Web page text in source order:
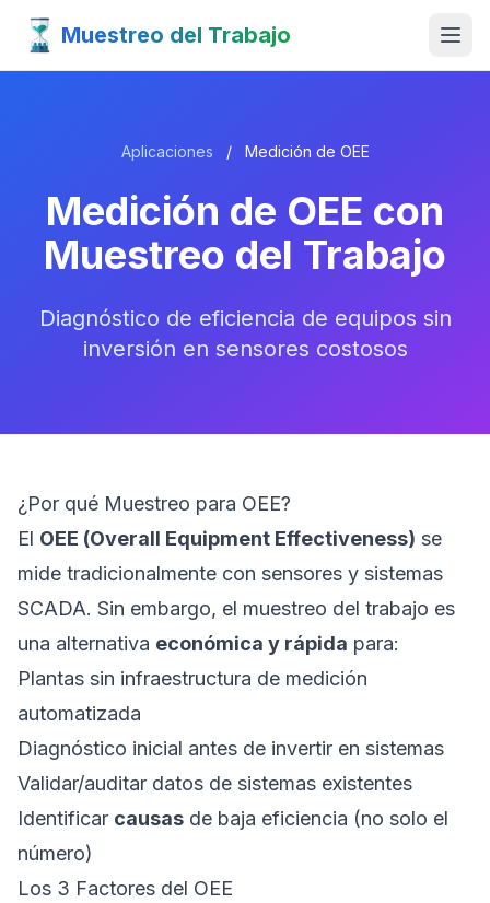
Muestreo del Trabajo
Aplicaciones / Medición de OEE
Medición de OEE con
Muestreo del Trabajo
Diagnóstico de eficiencia de equipos sin
inversión en sensores costosos
¿Por qué Muestreo para OEE?
El OEE (Overall Equipment Effectiveness) se
mide tradicionalmente con sensores y sistemas
SCADA. Sin embargo, el muestreo del trabajo es
una alternativa económica y rápida para:
Plantas sin infraestructura de medición
automatizada
Diagnóstico inicial antes de invertir en sistemas
Validar/auditar datos de sistemas existentes
Identificar causas de baja eficiencia (no solo el
número)
Los 3 Factores del OEE